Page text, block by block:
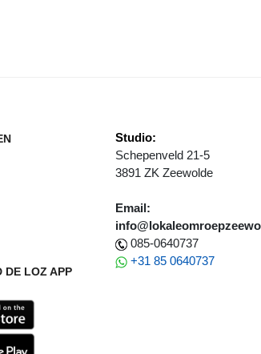
OPENLUCHT BIOSCOOP OP HET WOLDSTRAND
DE LOZ APP
Studio:
Schepenveld 21-5
3891 ZK Zeewolde
Email:
085-0640737
+31 85 0640737